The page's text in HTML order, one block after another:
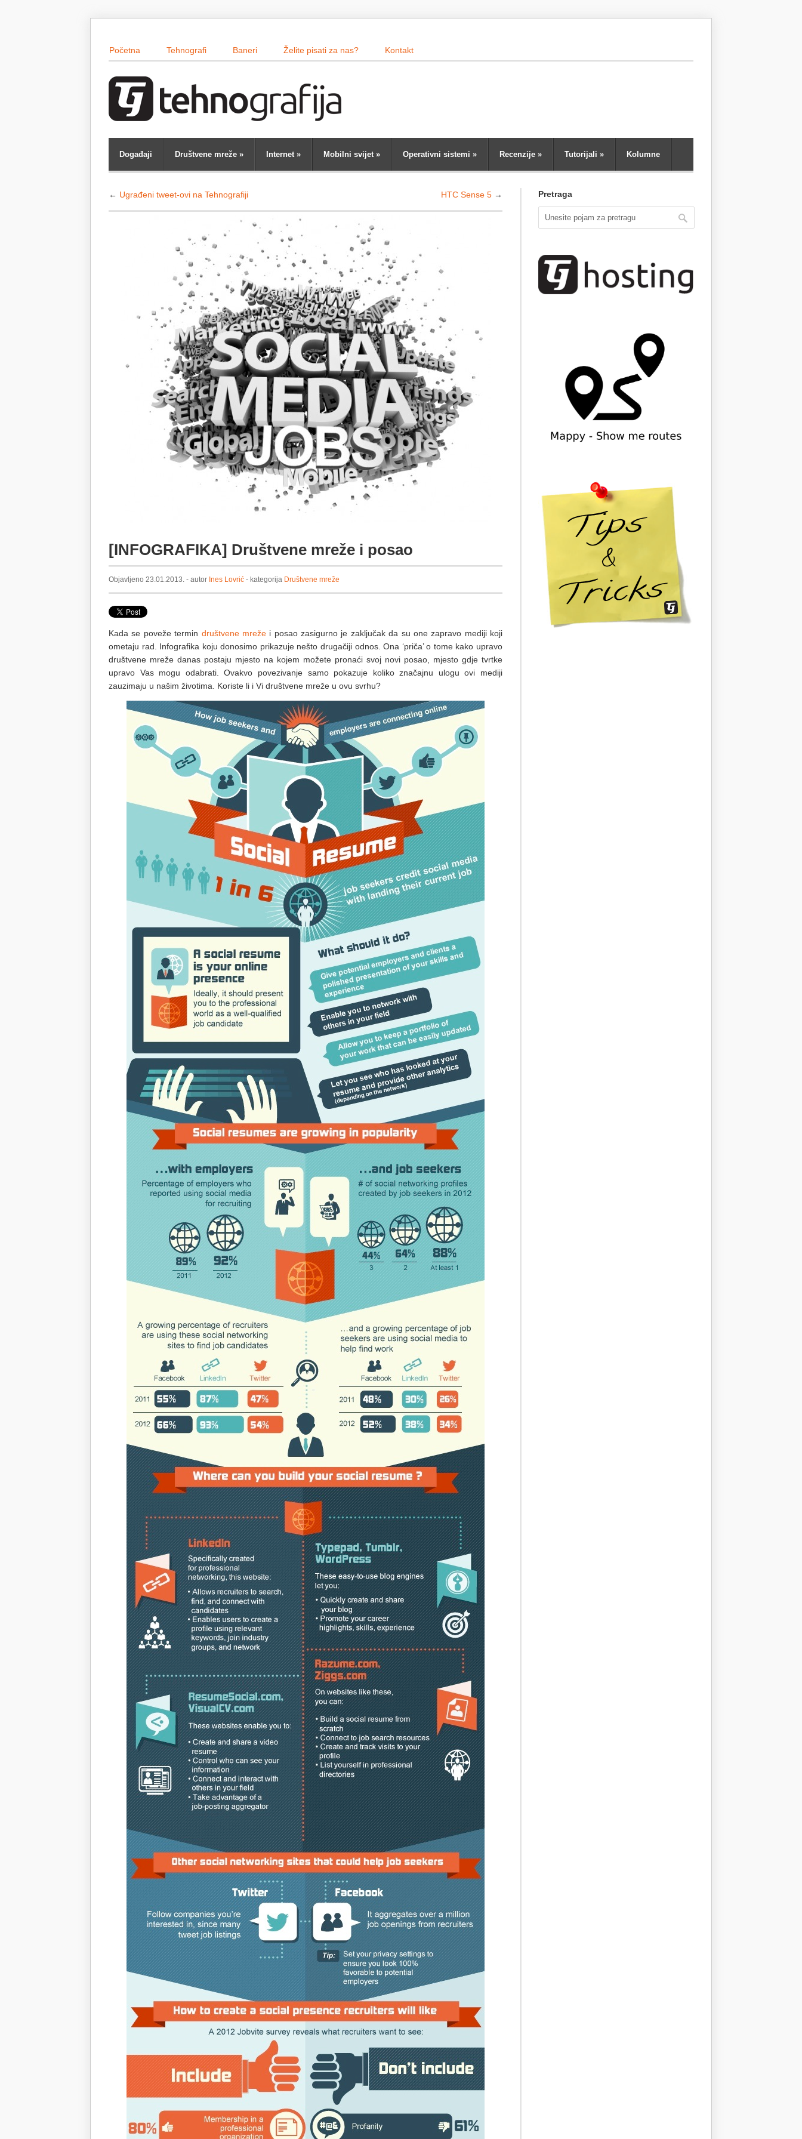
Početna Tehnografi Baneri Želite pisati za nas? Kontakt
Događaji Društvene mreže » Internet» Mobilni svijet» Operativni sistemi » Recenzije » Tutorijali » Kolumne
← Ugrađeni tweet-ovi na Tehnografiji HTC Sense 5 →
[INFOGRAFIKA] Društvene mreže i posao
Objavljeno 23.01.2013. - autor Ines Lovrić - kategorija Društvene mreže
Kada se poveže termin društvene mrežei posao zasigurno je zaključak da su one zapravo mediji koji
ometaju rad. Infografika koju donosimo prikazuje nešto drugačiji odnos. Ona ‘priča’ o tome kako upravo
društvene mreže danas postaju mjesto na kojem možete pronaći svoj novi posao, mjesto gdje tvrtke
upravo Vas mogu odabrati. Ovakvo povezivanje samo pokazuje koliko značajnu ulogu ovi mediji
zauzimaju u našim životima. Koriste li i Vi društvene mreže u ovu svrhu?
Pretraga